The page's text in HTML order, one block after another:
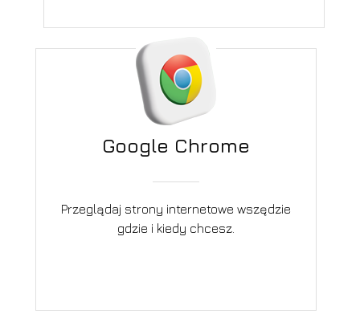
Google Chrome
Przeglądaj strony internetowe wszędzie
gdzie i kiedy chcesz.